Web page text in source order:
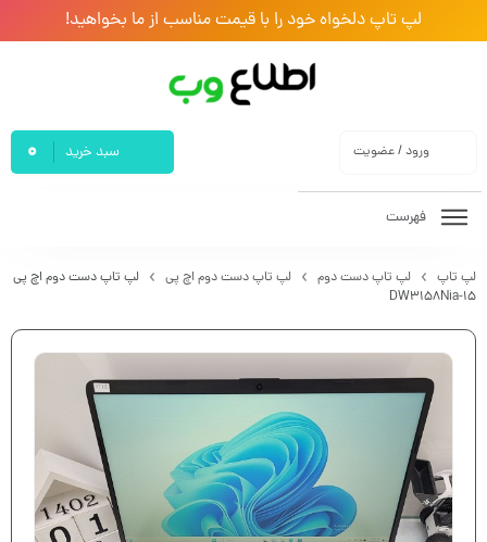
لپ تاپ دلخواه خود را با قیمت مناسب از ما بخواهید!
ورود / عضویت سبد خرید 0
فهرست
لپ تاپ لپ تاپ دست دوم لپ تاپ دست دوم اچ پی
لپ تاپ دست دوم اچ پی
۱۵-DW3158Nia